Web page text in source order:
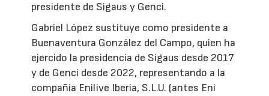
presidente de Sigaus y Genci.
Gabriel López sustituye como presidente a
Buenaventura González del Campo, quien ha
ejercido la presidencia de Sigaus desde 2017
y de Genci desde 2022, representando a la
compañía Enilive Iberia, S.L.U. (antes Eni